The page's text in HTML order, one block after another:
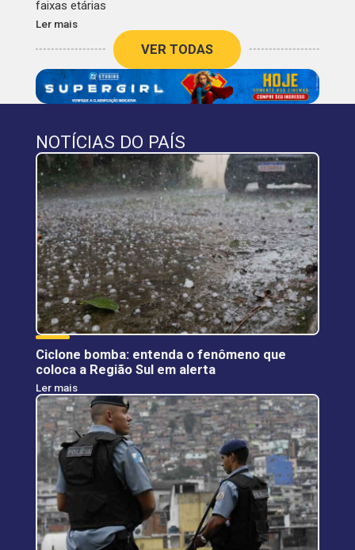
faixas etárias
Ler mais
VER TODAS
NOTÍCIAS DO PAÍS
Ciclone bomba: entenda o fenômeno que
coloca a Região Sul em alerta
Ler mais